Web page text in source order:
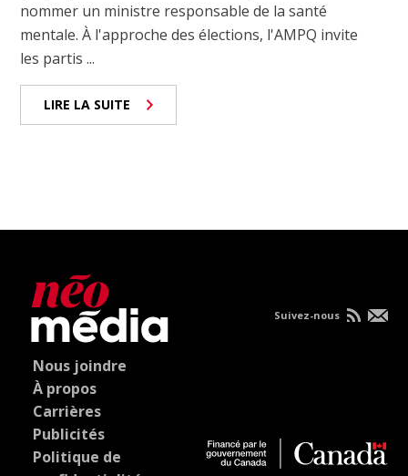
nommer un ministre responsable de la santé
mentale. À l'approche des élections, l'AMPQ invite
les partis ...
LIRE LA SUITE
Nous joindre
À propos
Carrières
Publicités
Politique de
Suivez-nous